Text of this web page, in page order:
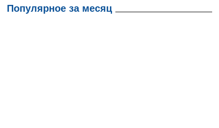
Популярное за месяц